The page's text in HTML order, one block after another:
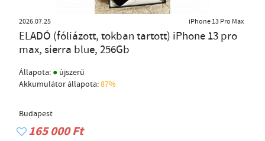
2026.07.25 iPhone 13 Pro Max
ELADÓ (fóliázott, tokban tartott) iPhone 13 pro
max, sierra blue, 256Gb
Állapota: ● újszerű
Akkumulátor állapota:87%
Budapest
165 000 Ft